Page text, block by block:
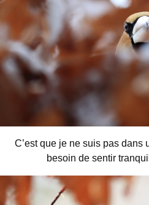
C’est que je ne suis pas dans
besoin de sentir